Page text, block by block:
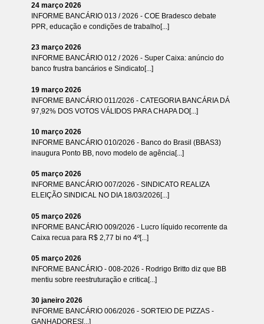
24 março 2026
INFORME BANCÁRIO 013 / 2026 - COE Bradesco debate
PPR, educação e condições de trabalho[...]
23 março 2026
INFORME BANCÁRIO 012 / 2026 - Super Caixa: anúncio do
banco frustra bancários e Sindicato[...]
19 março 2026
INFORME BANCÁRIO 011/2026 - CATEGORIA BANCÁRIA DÁ
97,92% DOS VOTOS VÁLIDOS PARA CHAPA DO[...]
10 março 2026
INFORME BANCÁRIO 010/2026 - Banco do Brasil (BBAS3)
inaugura Ponto BB, novo modelo de agência[...]
05 março 2026
INFORME BANCÁRIO 007/2026 - SINDICATO REALIZA
ELEIÇÃO SINDICAL NO DIA 18/03/2026[...]
05 março 2026
INFORME BANCÁRIO 009/2026 - Lucro líquido recorrente da
Caixa recua para R$ 2,77 bi no 4º[...]
05 março 2026
INFORME BANCÁRIO - 008-2026 - Rodrigo Britto diz que BB
mentiu sobre reestruturação e critica[...]
30 janeiro 2026
INFORME BANCÁRIO 006/2026 - SORTEIO DE PIZZAS -
GANHADORES[...]